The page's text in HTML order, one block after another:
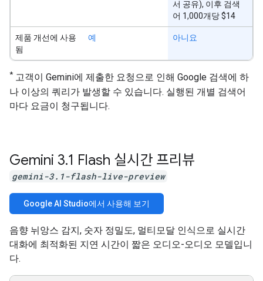
서 공유), 이후 검색
어 1,000개당 $14
제품 개선에 사용
됨
예 아니요
* 고객이 Gemini에 제출한 요청으로 인해 Google 검색에 하
나 이상의 쿼리가 발생할 수 있습니다. 실행된 개별 검색어
마다 요금이 청구됩니다.
Gemini 3.1 Flash 실시간 프리뷰
gemini-3.1-flash-live-preview
Google AI Studio에서 사용해 보기
음향 뉘앙스 감지, 숫자 정밀도, 멀티모달 인식으로 실시간
대화에 최적화된 지연 시간이 짧은 오디오-오디오 모델입니
다.